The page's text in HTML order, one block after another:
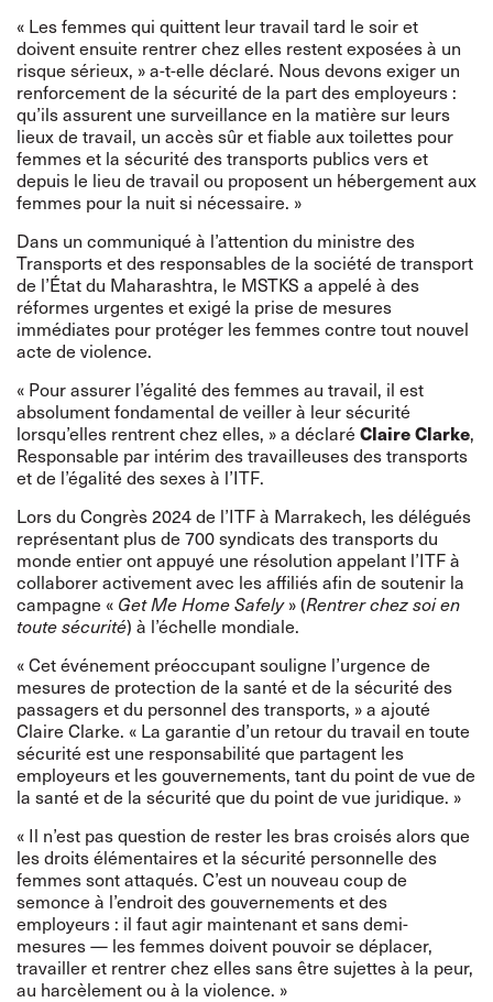
« Les femmes qui quittent leur travail tard le soir et
doivent ensuite rentrer chez elles restent exposées à un
risque sérieux, » a-t-elle déclaré. Nous devons exiger un
renforcement de la sécurité de la part des employeurs :
qu’ils assurent une surveillance en la matière sur leurs
lieux de travail, un accès sûr et fiable aux toilettes pour
femmes et la sécurité des transports publics vers et
depuis le lieu de travail ou proposent un hébergement aux
femmes pour la nuit si nécessaire. »
Dans un communiqué à l’attention du ministre des
Transports et des responsables de la société de transport
de l’État du Maharashtra, le MSTKS a appelé à des
réformes urgentes et exigé la prise de mesures
immédiates pour protéger les femmes contre tout nouvel
acte de violence.
« Pour assurer l’égalité des femmes au travail, il est
absolument fondamental de veiller à leur sécurité
lorsqu’elles rentrent chez elles, » a déclaré Claire Clarke,
Responsable par intérim des travailleuses des transports
et de l’égalité des sexes à l’ITF.
Lors du Congrès 2024 de l’ITF à Marrakech, les délégués
représentant plus de 700 syndicats des transports du
monde entier ont appuyé une résolution appelant l’ITF à
collaborer activement avec les affiliés afin de soutenir la
campagne « Get Me Home Safely» (Rentrer chez soi en
toute sécurité) à l’échelle mondiale.
« Cet événement préoccupant souligne l’urgence de
mesures de protection de la santé et de la sécurité des
passagers et du personnel des transports, » a ajouté
Claire Clarke. « La garantie d’un retour du travail en toute
sécurité est une responsabilité que partagent les
employeurs et les gouvernements, tant du point de vue de
la santé et de la sécurité que du point de vue juridique. »
« Il n’est pas question de rester les bras croisés alors que
les droits élémentaires et la sécurité personnelle des
femmes sont attaqués. C’est un nouveau coup de
semonce à l’endroit des gouvernements et des
employeurs : il faut agir maintenant et sans demi-
mesures — les femmes doivent pouvoir se déplacer,
travailler et rentrer chez elles sans être sujettes à la peur,
au harcèlement ou à la violence. »